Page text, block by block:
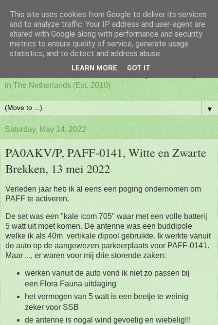
PAFF - Ham Radio & Flora
and Fauna Netherlands
in The Netherlands (Est. 2010)
▼
Saturday, May 14, 2022
PA0AKV/P, PAFF-0141, Witte en Zwarte
Brekken, 13 mei 2022
Verleden jaar heb ik al eens een poging ondernomen om
PAFF te activeren.
De set was een "kale icom 705" waar met een volle batterij
5 watt uit moet komen. De antenne was een buddipole
welke ik als 40m vertikale dipool gebruikte. Ik werkte vanuit
de auto op de aangewezen parkeerplaats voor PAFF-0141.
Maar ..., er waren voor mij drie storende zaken:
werken vanuit de auto vond ik niet zo passen bij
een Flora Fauna uitdaging
het vermogen van 5 watt is een beetje te weinig
zeker voor SSB
de antenne is nogal wind gevoelig en wiebelig!!!
This site uses cookies from Google to deliver its services
and to analyze traffic. Your IP address and user-agent are
shared with Google along with performance and security
metrics to ensure quality of service, generate usage
statistics, and to detect and address abuse.
LEARN MORE GOT IT